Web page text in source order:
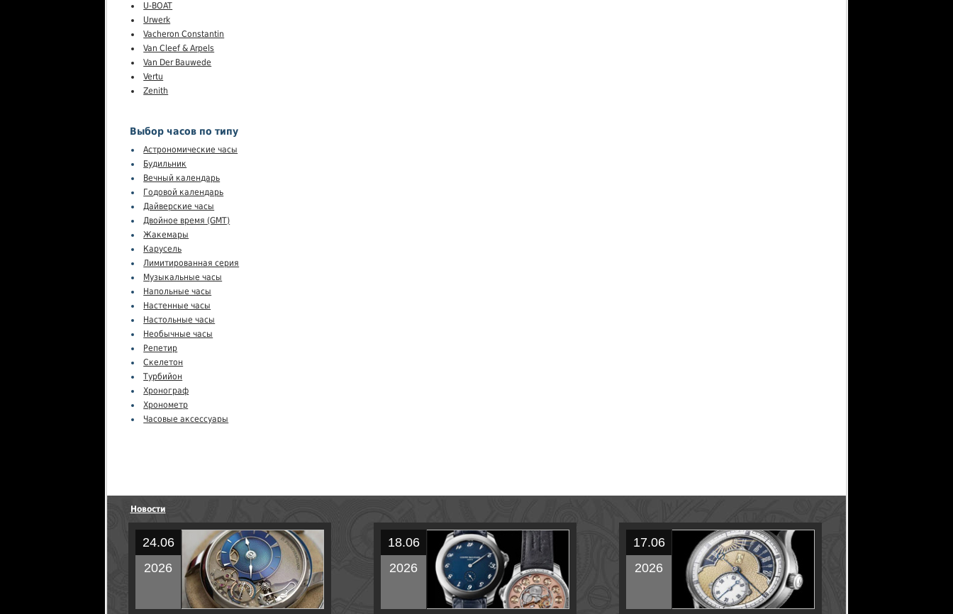
U-BOAT
Urwerk
Vacheron Constantin
Van Cleef & Arpels
Van Der Bauwede
Vertu
Zenith
Выбор часов по типу
Астрономические часы
Будильник
Вечный календарь
Годовой календарь
Дайверские часы
Двойное время (GMT)
Жакемары
Карусель
Лимитированная серия
Музыкальные часы
Напольные часы
Настенные часы
Настольные часы
Необычные часы
Репетир
Скелетон
Турбийон
Хронограф
Хронометр
Часовые аксессуары
Новости
24.06
2026
18.06
2026
17.06
2026